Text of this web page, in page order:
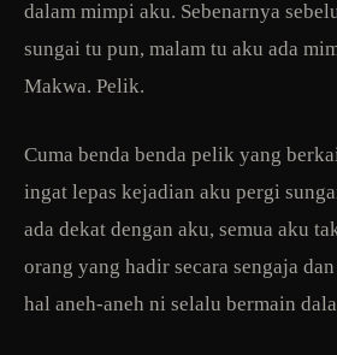
dalam mimpi aku. Sebenarnya
sungai tu pun, malam tu aku ada
Makwa. Pelik.
Cuma benda benda pelik yang
ingat lepas kejadian aku pergi
ada dekat dengan aku, semua aku
orang yang hadir secara sengaja
hal aneh-aneh ni selalu bermain